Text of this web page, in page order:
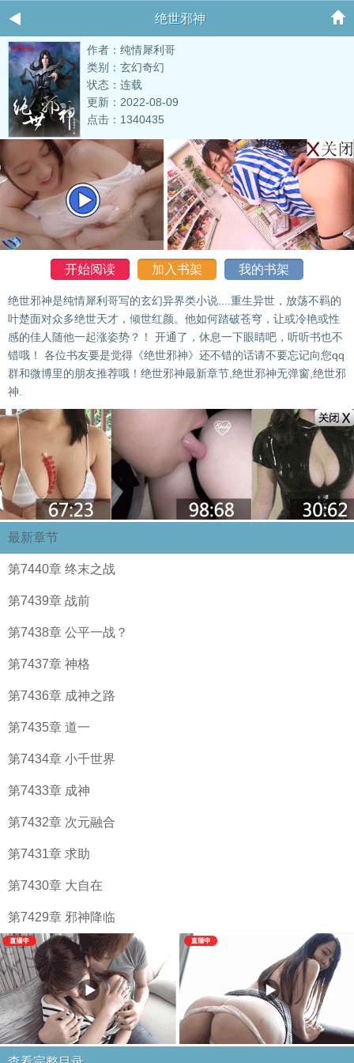
绝世邪神
作者：纯情犀利哥
类别：玄幻奇幻
状态：连载
更新：2022-08-09
点击：1340435
开始阅读 加入书架 我的书架
绝世邪神是纯情犀利哥写的玄幻异界类小说....重生异世，放荡不羁的
叶楚面对众多绝世天才，倾世红颜。他如何踏破苍穹，让或冷艳或性
感的佳人随他一起涨姿势？！ 开通了，休息一下眼睛吧，听听书也不
错哦！ 各位书友要是觉得《绝世邪神》还不错的话请不要忘记向您qq
群和微博里的朋友推荐哦！绝世邪神最新章节,绝世邪神无弹窗,绝世邪
神.
最新章节
第7440章 终末之战
第7439章 战前
第7438章 公平一战？
第7437章 神格
第7436章 成神之路
第7435章 道一
第7434章 小千世界
第7433章 成神
第7432章 次元融合
第7431章 求助
第7430章 大自在
第7429章 邪神降临